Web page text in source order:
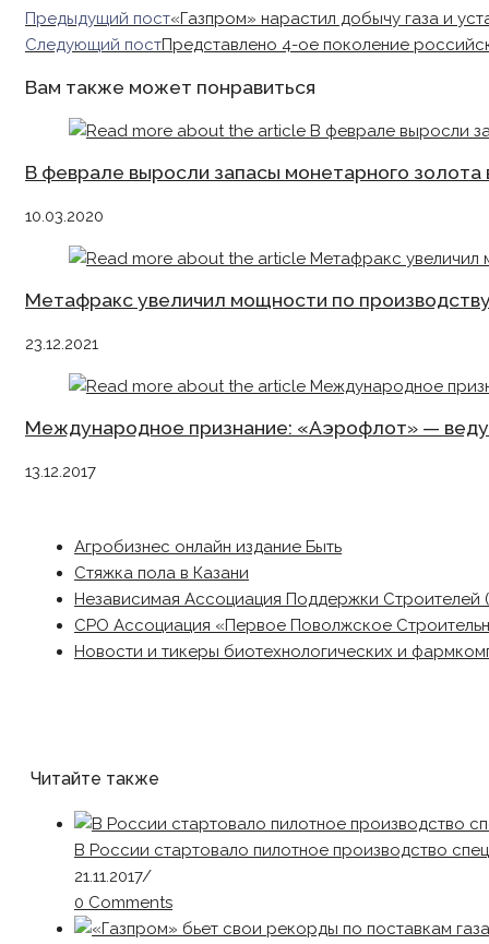
Read
more
Предыдущий пост«Газпром» нарастил добычу газа и
Следующий постПредставлено 4-ое поколение
Вам также может понравиться
В феврале выросли запасы монетарного
10.03.2020
Метафракс увеличил мощности по
23.12.2021
Международное признание: «Аэрофлот» —
13.12.2017
Агробизнес онлайн издание Быть
Стяжка пола в Казани
Независимая Ассоциация Поддержки Строителей
СРО Ассоциация «Первое Поволжское
Новости и тикеры биотехнологических и
Читайте также
В России стартовало пилотное производство
21.11.2017/
0 Comments